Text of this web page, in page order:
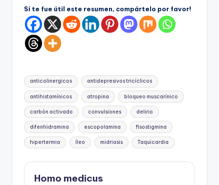
Si te fue útil este resumen, compártelo por favor!
Etiquetas:
anticolinergicos antidepresivos tricíclicos
antihistamínicos atropina bloqueo muscarínico
carbón activado convulsiones delirio
difenhidramina escopolamina fisostigmina
hipertermia íleo midriasis Taquicardia
Homo medicus